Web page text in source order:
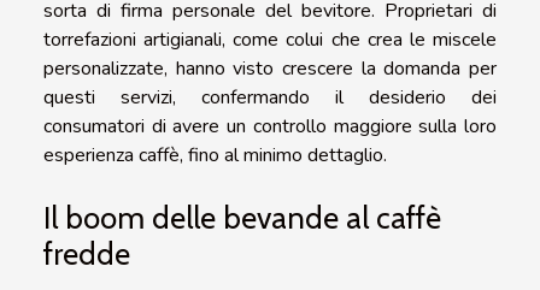
sorta di firma personale del bevitore. Proprietari di
torrefazioni artigianali, come colui che crea le miscele
personalizzate, hanno visto crescere la domanda per
questi servizi, confermando il desiderio dei
consumatori di avere un controllo maggiore sulla loro
esperienza caffè, fino al minimo dettaglio.
Il boom delle bevande al caffè
fredde